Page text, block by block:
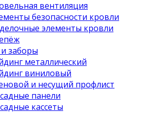
вентиляция
безопасности кровли
элементы кровли
заборы
металлический
виниловый
и несущий профлист
панели
кассеты